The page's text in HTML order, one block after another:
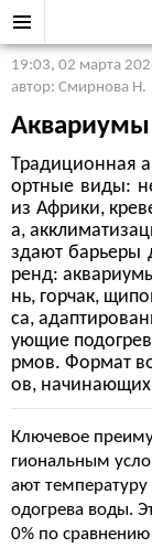
19:03, 02 марта
автор: Смирнова Н.
Традиционная
ортные виды:
из Африки,
а,
здают барьеры
ренд:
нь, горчак,
са,
ующие
рмов. Формат
ов, начинающих
Ключевое
гиональным
ают температуру
одогрева воды.
0% по